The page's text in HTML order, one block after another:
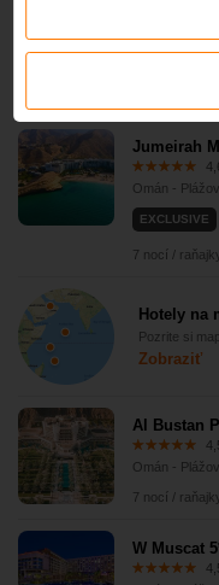
Shangri-
Jumeirah
Omán -
EXCLUSIVE
7 nocí /
Hotely na
Pozrite si
Zobraziť
Al Bustan
Omán -
7 nocí /
W Muscat